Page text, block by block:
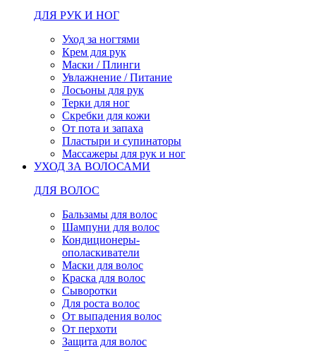
ДЛЯ РУК И НОГ
Уход за ногтями
Крем для рук
Маски / Плинги
Увлажнение / Питание
Лосьоны для рук
Терки для ног
Скребки для кожи
От пота и запаха
Пластыри и супинаторы
Массажеры для рук и ног
УХОД ЗА ВОЛОСАМИ
ДЛЯ ВОЛОС
Бальзамы для волос
Шампуни для волос
Кондиционеры-
ополаскиватели
Маски для волос
Краска для волос
Сыворотки
Для роста волос
От выпадения волос
От перхоти
Защита для волос